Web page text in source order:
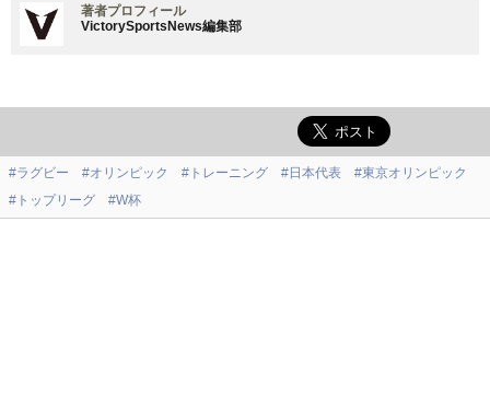
著者プロフィール
VictorySportsNews編集部
#ラグビー #オリンピック #トレーニング #日本代表
#東京オリンピック
#トップリーグ
#W杯